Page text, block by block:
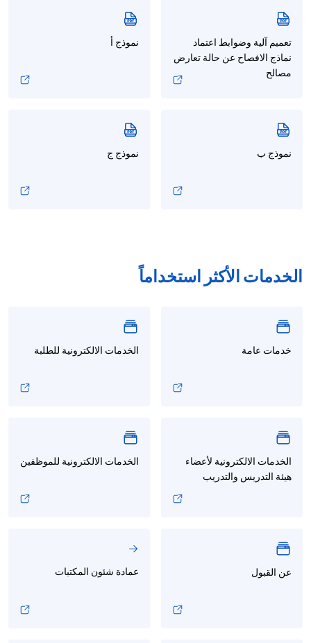
تعميم آلية وضوابط اعتماد
نماذج الافصاح عن حالة تعارض
مصالح
نموذج أ
نموذج ب نموذج ج
الخدمات الأكثر استخداماً
خدمات عامة الخدمات الالكترونية للطلبة
الخدمات الالكترونية لأعضاء
هيئة التدريس والتدريب
الخدمات الالكترونية للموظفين
عن القبول عمادة شئون المكتبات